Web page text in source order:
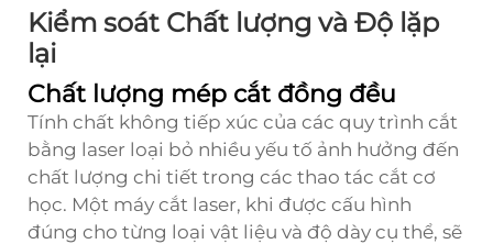
Kiểm soát Chất lượng và Độ lặp
lại
Chất lượng mép cắt đồng đều
Tính chất không tiếp xúc của các quy trình cắt
bằng laser loại bỏ nhiều yếu tố ảnh hưởng đến
chất lượng chi tiết trong các thao tác cắt cơ
học. Một máy cắt laser, khi được cấu hình
đúng cho từng loại vật liệu và độ dày cụ thể, sẽ